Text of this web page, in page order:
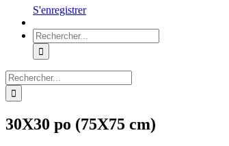
S'enregistrer
Rechercher:
Rechercher:
30X30 po (75X75 cm)